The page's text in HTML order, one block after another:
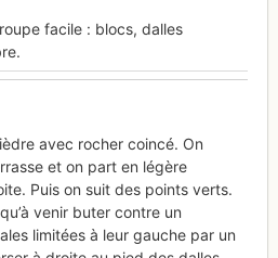
facile : blocs, dalles
avec rocher coincé. On
et on part en légère
Puis on suit des points verts.
venir buter contre un
limitées à leur gauche par un